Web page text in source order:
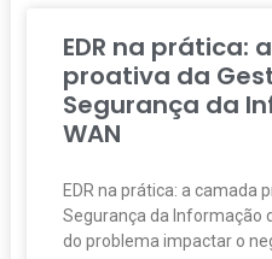
EDR na prática:
proativa da
Segurança da
WAN
EDR na prática: a camada
Segurança da Informação
do problema impactar o